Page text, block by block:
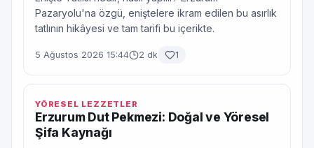
Pazaryolu'na özgü, eniştelere ikram edilen bu asırlık
tatlının hikâyesi ve tam tarifi bu içerikte.
5 Ağustos 2026 15:44 2 dk 1
YÖRESEL LEZZETLER
Erzurum Dut Pekmezi: Doğal ve Yöresel
Şifa Kaynağı